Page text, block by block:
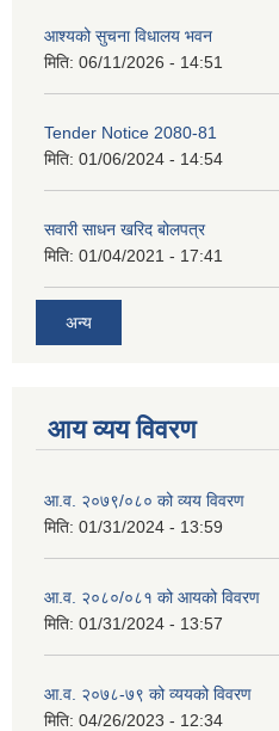
आश्यको सुचना विधालय भवन
मिति: 06/11/2026 - 14:51
Tender Notice 2080-81
मिति: 01/06/2024 - 14:54
सवारी साधन खरिद बोलपत्र
मिति: 01/04/2021 - 17:41
अन्य
आय व्यय विवरण
आ.व. २०७९/०८० को व्यय विवरण
मिति: 01/31/2024 - 13:59
आ.व. २०८०/०८१ को आयको विवरण
मिति: 01/31/2024 - 13:57
आ.व. २०७८-७९ को व्ययको विवरण
मिति: 04/26/2023 - 12:34